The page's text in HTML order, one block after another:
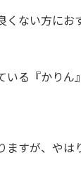
くない方にお
いる『かりん』
ますが、やは